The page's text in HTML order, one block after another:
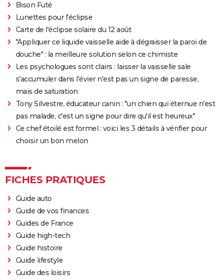
Bison Futé
Lunettes pour l'éclipse
Carte de l'éclipse solaire du 12 août
"Appliquer ce liquide vaisselle aide à dégraisser la paroi de
douche" : la meilleure solution selon ce chimiste
Les psychologues sont clairs : laisser la vaisselle sale
s'accumuler dans l'évier n'est pas un signe de paresse,
mais de saturation
Tony Silvestre, éducateur canin : "un chien qui éternue n'est
pas malade, c'est un signe pour dire qu'il est heureux"
Ce chef étoilé est formel : voici les 3 détails à vérifier pour
choisir un bon melon
FICHES PRATIQUES
Guide auto
Guide de vos finances
Guides de France
Guide high-tech
Guide histoire
Guide lifestyle
Guide des loisirs